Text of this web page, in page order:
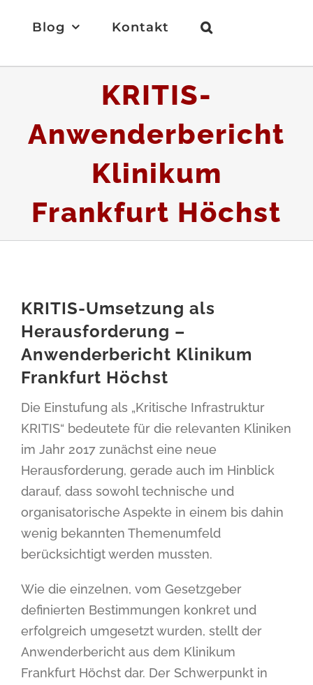
Blog Kontakt
KRITIS-
Anwenderbericht
Klinikum
Frankfurt Höchst
KRITIS-Umsetzung als
Herausforderung –
Anwenderbericht Klinikum
Frankfurt Höchst
Die Einstufung als „Kritische Infrastruktur
KRITIS“ bedeutete für die relevanten Kliniken
im Jahr 2017 zunächst eine neue
Herausforderung, gerade auch im Hinblick
darauf, dass sowohl technische und
organisatorische Aspekte in einem bis dahin
wenig bekannten Themenumfeld
berücksichtigt werden mussten.
Wie die einzelnen, vom Gesetzgeber
definierten Bestimmungen konkret und
erfolgreich umgesetzt wurden, stellt der
Anwenderbericht aus dem Klinikum
Frankfurt Höchst dar. Der Schwerpunkt in